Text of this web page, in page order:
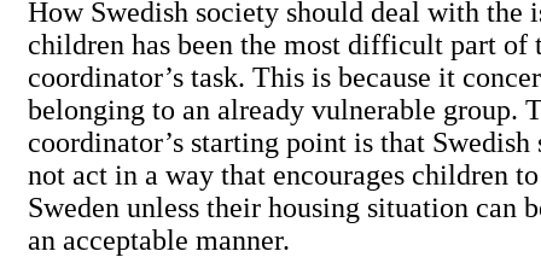
How Swedish society should deal with the
children has been the most difficult part of
coordinator’s task. This is because it
belonging to an already vulnerable group.
coordinator’s starting point is that Swedish
not act in a way that encourages children
Sweden unless their housing situation can
an acceptable manner.